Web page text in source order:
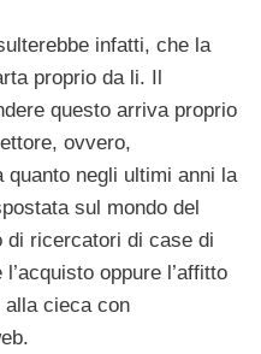
infatti, che la
proprio da li. Il
questo arriva proprio
ovvero,
negli ultimi anni la
sul mondo del
di ricercatori di case di
oppure l’affitto
alla cieca con